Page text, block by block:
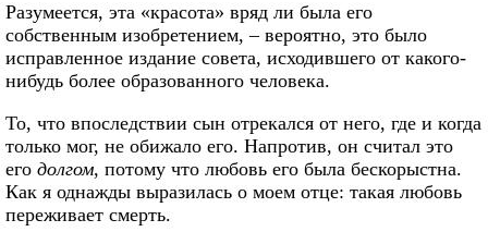
Разумеется, эта «красота» вряд ли была его
собственным изобретением, – вероятно, это было
исправленное издание совета, исходившего от какого-
нибудь более образованного человека.
То, что впоследствии сын отрекался от него, где и когда
только мог, не обижало его. Напротив, он считал это
его долгом, потому что любовь его была бескорыстна.
Как я однажды выразилась о моем отце: такая любовь
переживает смерть.